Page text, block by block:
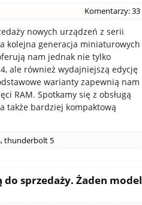
Komentarzy: 33
nowych urządzeń z serii
kolejna generacja miniaturowych
nam jednak nie tylko
ale również wydajniejszą edycję
warianty zapewnią nam
RAM. Spotkamy się z obsługą
także bardziej kompaktową
,thunderbolt 5
sprzedaży. Żaden model